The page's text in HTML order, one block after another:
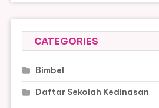
CATEGORIES
Bimbel
Daftar Sekolah Kedinasan